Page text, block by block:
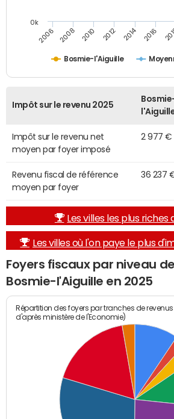
Bosmie-l'Aiguille
2006 2008 2010 2012 2014 2016
0k
Impôt sur le revenu 2025
Impôt sur le revenu net
moyen par foyer imposé
2 977 €
Revenu fiscal de référence
moyen par foyer
36 237
Les villes les plus riches
Les villes où l'on paye le plus
Foyers fiscaux par niveau
Bosmie-l'Aiguille en 2025
Répartition des foyers par tranches de revenus
d'après ministère de l'Economie)